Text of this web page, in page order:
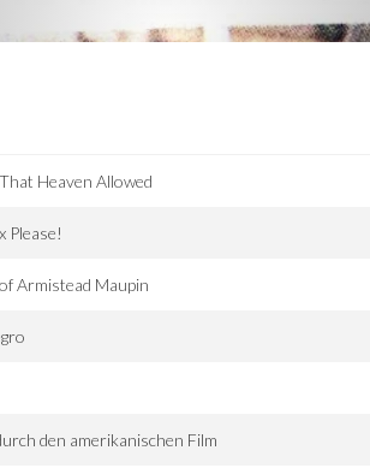
Heaven Allowed
Please!
Armistead Maupin
den amerikanischen Film